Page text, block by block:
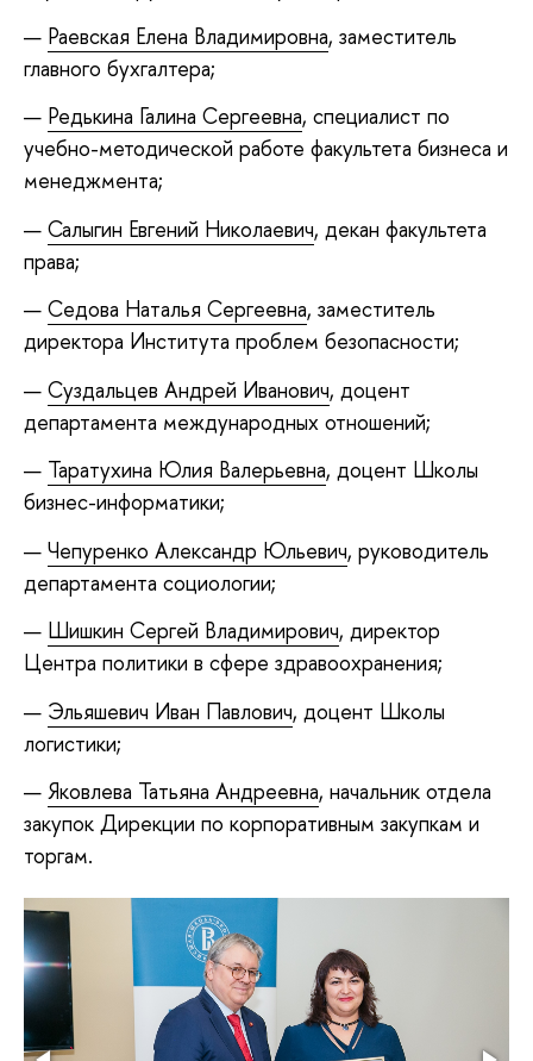
Раевская Елена Владимировна, заместитель
главного бухгалтера;
Редькина Галина Сергеевна, специалист по
учебно-методической работе факультета бизнеса и
менеджмента;
Салыгин Евгений Николаевич, декан факультета
права;
Седова Наталья Сергеевна, заместитель
директора Института проблем безопасности;
Суздальцев Андрей Иванович, доцент
департамента международных отношений;
Таратухина Юлия Валерьевна, доцент Школы
бизнес-информатики;
Чепуренко Александр Юльевич, руководитель
департамента социологии;
Шишкин Сергей Владимирович, директор
Центра политики в сфере здравоохранения;
Эльяшевич Иван Павлович, доцент Школы
логистики;
Яковлева Татьяна Андреевна, начальник отдела
закупок Дирекции по корпоративным закупкам и
торгам.